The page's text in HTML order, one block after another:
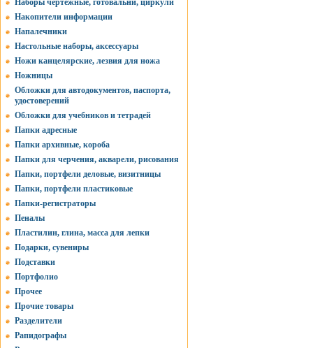
Наборы чертежные, готовальни, циркули
Накопители информации
Напалечники
Настольные наборы, аксессуары
Ножи канцелярские, лезвия для ножа
Ножницы
Обложки для автодокументов, паспорта,
удостоверений
Обложки для учебников и тетрадей
Папки адресные
Папки архивные, короба
Папки для черчения, акварели, рисования
Папки, портфели деловые, визитницы
Папки, портфели пластиковые
Папки-регистраторы
Пеналы
Пластилин, глина, масса для лепки
Подарки, сувениры
Подставки
Портфолио
Прочее
Прочие товары
Разделители
Рапидографы